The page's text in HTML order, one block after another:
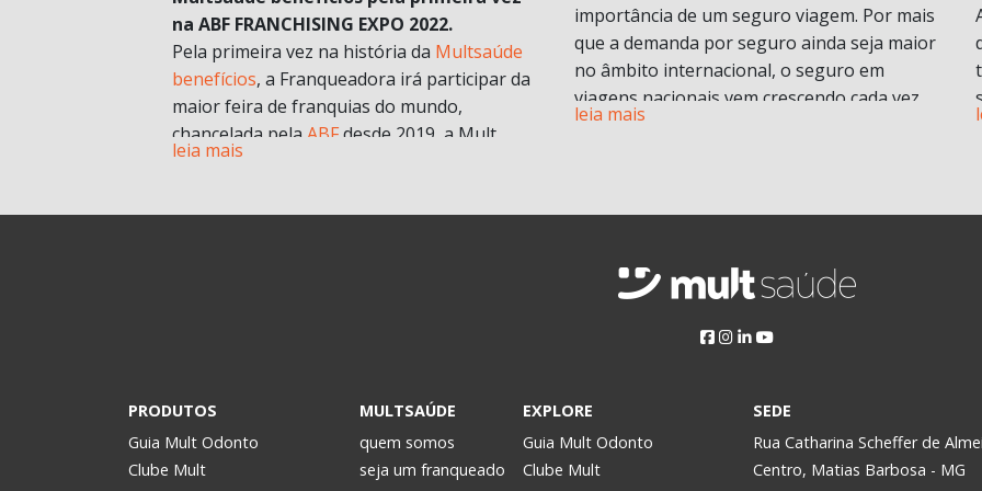
na ABF FRANCHISING EXPO 2022.
Pela primeira vez na história da Multsaúde
benefícios, a Franqueadora irá participar da
maior feira de franquias do mundo,
chancelada pela ABFdesde 2019, a Mult
chegará com muitas novidades e
A grande aposta da Mult para a Feira ABF
estratégias para estar mais próxima da
realidade dos potenciais investidores. Assim,
passou a oferecer os formatos de
leia mais
importância de um seguro viagem. Por mais
que a demanda por seguro ainda seja maior
no âmbito internacional, o seguro em
viagens nacionais vem crescendo cada vez
mais por procura de informações.
O que é seguro viagem?
Esse modelo de seguro normalmente cobre
Isso engloba despesas médicas e
contratempos com a própria viagem.
Pode ser contratado para viagens nacionais
leia mais
PRODUTOS
Guia Mult Odonto
Clube Mult
MULTSAÚDE
quem somos
seja um franqueado
EXPLORE
Guia Mult Odonto
Clube Mult
SEDE
Rua Catharina Scheffer de
Centro, Matias Barbosa - MG